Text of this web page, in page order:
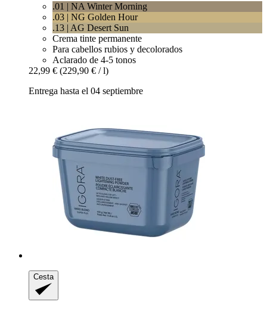
.01 | NA Winter Morning
.03 | NG Golden Hour
.13 | AG Desert Sun
Crema tinte permanente
Para cabellos rubios y decolorados
Aclarado de 4-5 tonos
22,99 € (229,90 € / l)
Entrega hasta el 04 septiembre
Cesta